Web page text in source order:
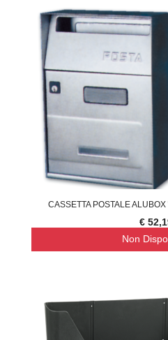
CASSETTA POSTALE
€
Non